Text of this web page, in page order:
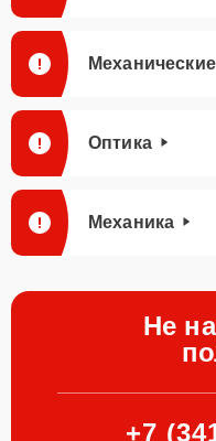
Оптика
Механика
Не
+7